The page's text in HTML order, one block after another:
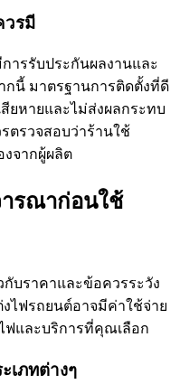
วรมี
รรับประกันผลงานและ
กนี้ มาตรฐานการติดตั้งที่ดี
ยหายและไม่ส่งผลกระทบ
ตรวจสอบว่าร้านใช้
จากผู้ผลิต
รณาก่อนใช้
บราคาและข้อควรระวัง
ไฟรถยนต์อาจมีค่าใช้จ่าย
ฟและบริการที่คุณเลือก
เภทต่างๆ